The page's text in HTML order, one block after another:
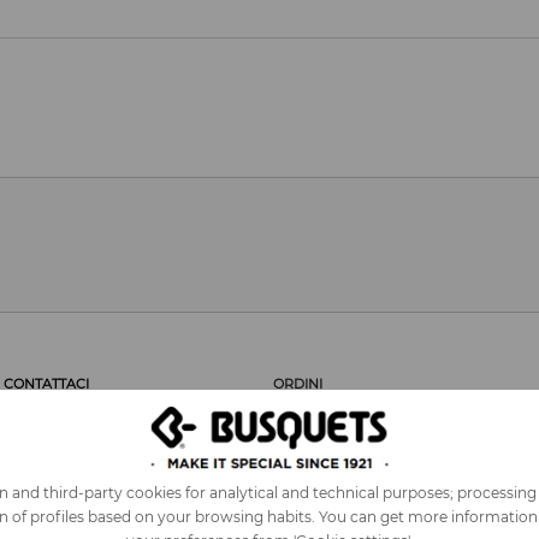
and third-party cookies for analytical and technical purposes; processing
of profiles based on your browsing habits. You can get more
CONTATTACI
POLICY COOKIE
MAPPA WEB
ORDINI
AREA PROFESSIONALE
ORDINI
RESI
SICUREZZA
CONDIZIONI D´USO